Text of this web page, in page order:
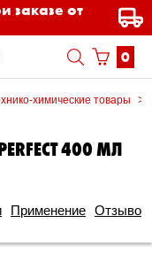
заказе от
0
химические товары
400 МЛ
Применение Отзывов